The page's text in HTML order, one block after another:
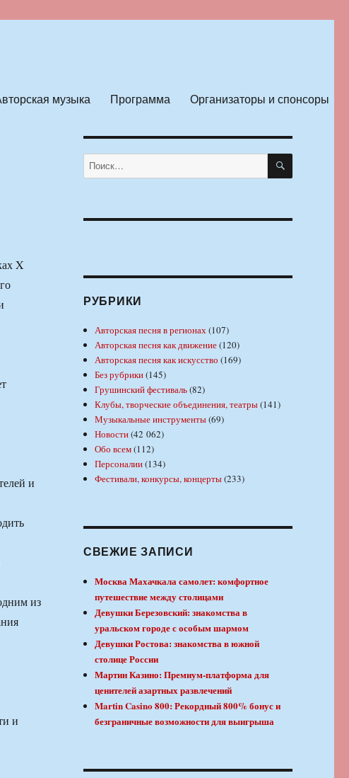
музыка Программа Организаторы и спонсоры
X
и
из
и
Искать: ПОИСК
РУБРИКИ
Авторская песня в регионах(107)
Авторская песня как движение(120)
Авторская песня как искусство (169)
Без рубрики(145)
Грушинский фестиваль(82)
Клубы, творческие объединения, театры(141)
Музыкальные инструменты(69)
Новости(42 062)
Обо всем(112)
Персоналии(134)
Фестивали, конкурсы, концерты(233)
СВЕЖИЕ ЗАПИСИ
Москва Махачкала самолет: комфортное
путешествие между столицами
Девушки Березовский: знакомства в
уральском городе с особым шармом
Девушки Ростова: знакомства в южной
столице России
Мартин Казино: Премиум-платформа для
ценителей азартных развлечений
Martin Casino 800: Рекордный 800% бонус и
безграничные возможности для выигрыша